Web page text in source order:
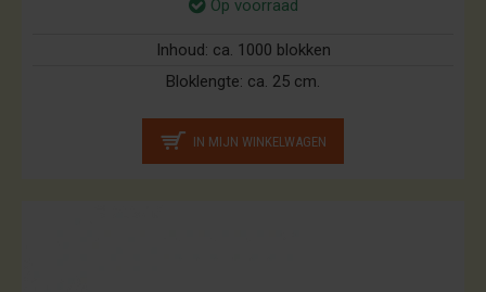
Op voorraad
Inhoud: ca. 1000 blokken
Bloklengte: ca. 25 cm.
IN MIJN WINKELWAGEN